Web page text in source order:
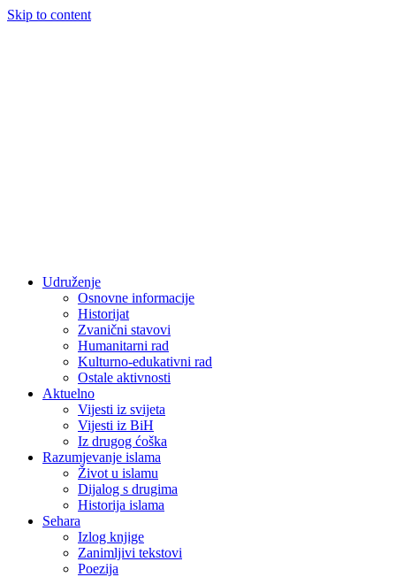
Skip to content
Udruženje
Osnovne informacije
Historijat
Zvanični stavovi
Humanitarni rad
Kulturno-edukativni rad
Ostale aktivnosti
Aktuelno
Vijesti iz svijeta
Vijesti iz BiH
Iz drugog ćoška
Razumjevanje islama
Život u islamu
Dijalog s drugima
Historija islama
Sehara
Izlog knjige
Zanimljivi tekstovi
Poezija